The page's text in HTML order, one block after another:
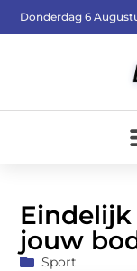
Donderdag 6
jouw
Sport